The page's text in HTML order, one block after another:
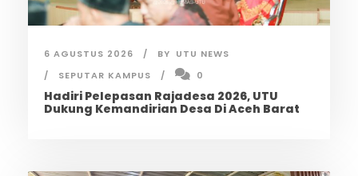
6 AGUSTUS 2026 BY UTU NEWS
SEPUTAR KAMPUS
0
Hadiri Pelepasan Rajadesa 2026, UTU
Dukung Kemandirian Desa Di Aceh Barat